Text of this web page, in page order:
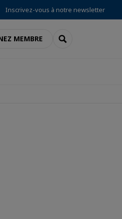
Inscrivez-vous à notre newsletter
MEMBRE RECHERCHER